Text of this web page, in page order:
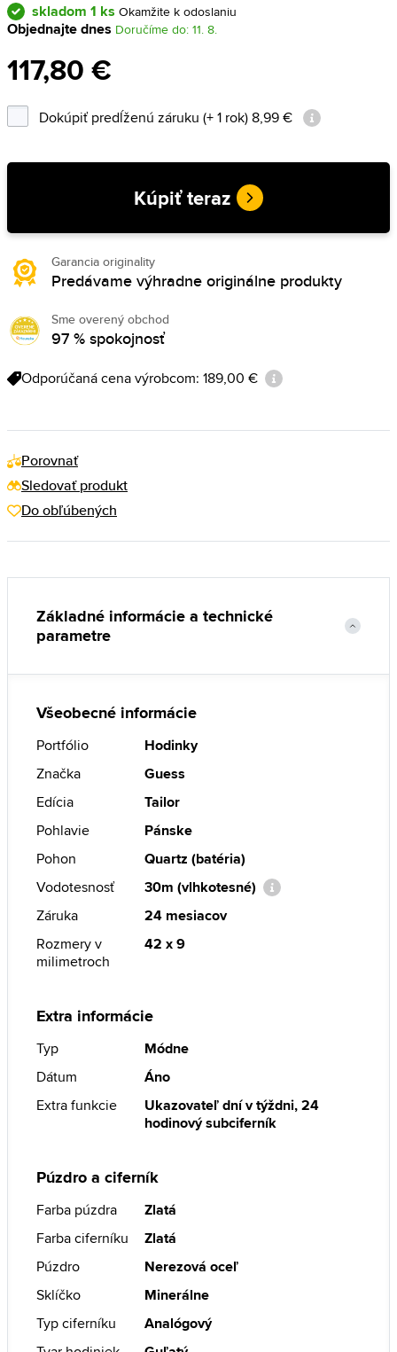
skladom 1 ks Okamžite k odoslaniu
Objednajte dnes Doručíme do: 11. 8.
117,80 €
Dokúpiť predĺženú záruku (+ 1 rok) 8,99 €
Kúpiť teraz
Garancia originality
Predávame výhradne originálne produkty
Sme overený obchod
97 % spokojnosť
Odporúčaná cena výrobcom: 189,00 €
Porovnať
Sledovať produkt
Do obľúbených
Základné informácie a technické
parametre
Všeobecné informácie
Portfólio
Hodinky
Značka
Guess
Edícia
Tailor
Pohlavie
Pánske
Pohon
Quartz (batéria)
Vodotesnosť
30m (vlhkotesné)
Záruka
24 mesiacov
Rozmery v
milimetroch
42 x 9
Extra informácie
Typ
Módne
Dátum
Áno
Extra funkcie
Ukazovateľ dní v týždni, 24
hodinový subciferník
Púzdro a ciferník
Farba púzdra
Zlatá
Farba ciferníku
Zlatá
Púzdro
Nerezová oceľ
Sklíčko
Minerálne
Typ ciferníku
Analógový